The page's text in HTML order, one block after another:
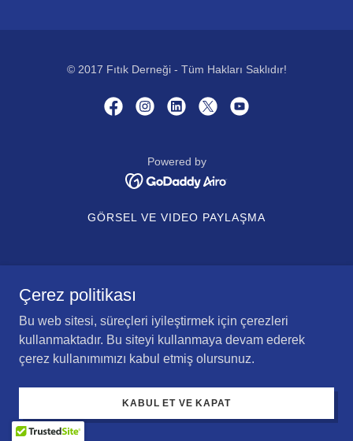
© 2017 Fıtık Derneği - Tüm Hakları Saklıdır!
Powered by
GÖRSEL VE VIDEO PAYLAŞMA
Çerez politikası
Bu web sitesi, süreçleri iyileştirmek için çerezleri
kullanmaktadır. Bu siteyi kullanmaya devam ederek
çerez kullanımımızı kabul etmiş olursunuz.
KABUL ET VE KAPAT